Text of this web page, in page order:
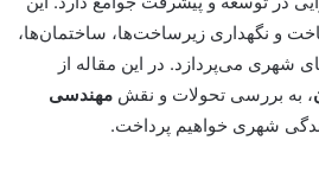
و نگهداری زیرساخت‌ها، ساختمان‌ها،
شهری می‌پردازد. در این مقاله از
، به بررسی تحولات و نقش مهندسی
شهری خواهیم پرداخت.